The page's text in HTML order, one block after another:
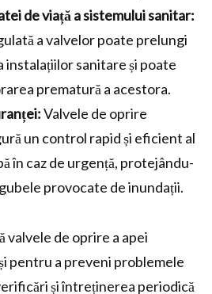
de viață a sistemului sanitar:
a valvelor poate prelungi
instalațiilor sanitare și poate
prematură a acestora.
Valvele de oprire
un control rapid și eficient al
în caz de urgență, protejându-
provocate de inundații.
valvele de oprire a apei
pentru a preveni problemele
și întreținerea periodică